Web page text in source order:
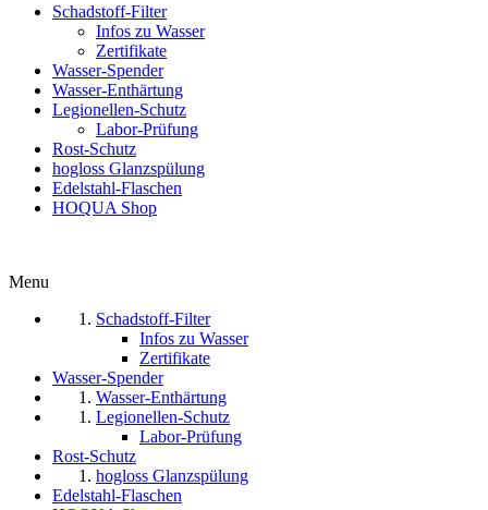
Schadstoff-Filter
Infos zu Wasser
Zertifikate
Wasser-Spender
Wasser-Enthärtung
Legionellen-Schutz
Labor-Prüfung
Rost-Schutz
hogloss Glanzspülung
Edelstahl-Flaschen
HOQUA Shop
Menu
Schadstoff-Filter
Infos zu Wasser
Zertifikate
Wasser-Spender
Wasser-Enthärtung
Legionellen-Schutz
Labor-Prüfung
Rost-Schutz
hogloss Glanzspülung
Edelstahl-Flaschen